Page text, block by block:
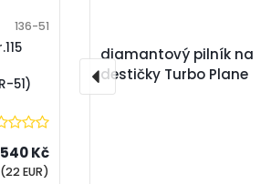
51)
136-51
540 Kč
(22 EUR)
diamantový pilník na
destičky Turbo Plane